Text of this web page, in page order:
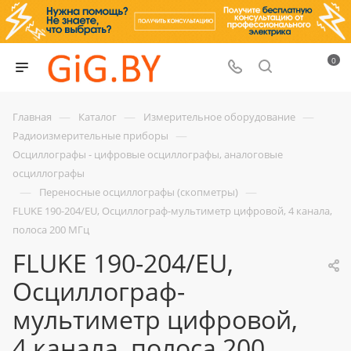
0
Главная — Каталог — Измерительное оборудование —
Радиоизмерительные приборы —
Осциллографы - цифровые осциллографы, аналоговые
осциллографы
— Переносные осциллографы (скопметры) —
FLUKE 190-204/EU, Осциллограф-мультиметр цифровой, 4 канала,
полоса 200 МГц
FLUKE 190-204/EU,
Осциллограф-
мультиметр цифровой,